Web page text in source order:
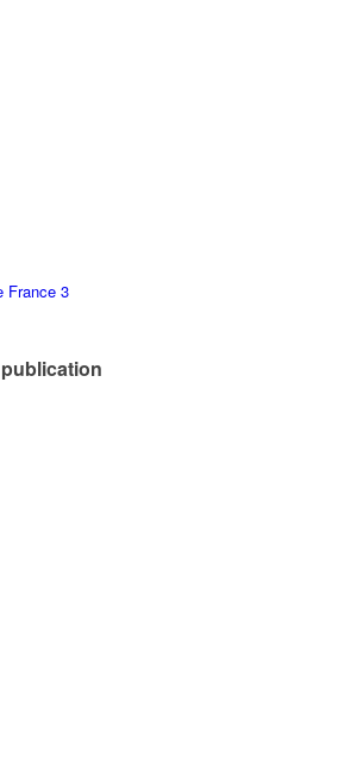
France 3